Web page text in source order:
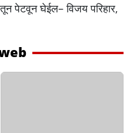
पेटवून घेईल– विजय परिहार,